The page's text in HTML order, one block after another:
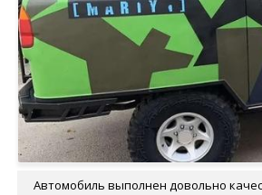
Автомобиль выполнен довольно